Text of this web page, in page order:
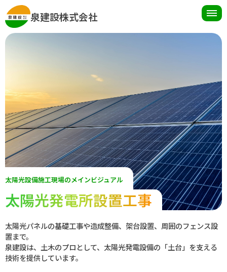
泉建設株式会社
太陽光設備施工現場のメインビジュアル
太陽光発電所設置工事
太陽光パネルの基礎工事や造成整備、架台設置、周囲のフェンス設
置まで。
泉建設は、土木のプロとして、太陽光発電設備の「土台」を支える
技術を提供しています。